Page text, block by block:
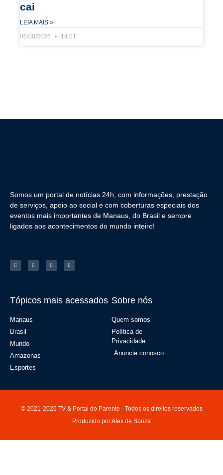
cai
LEIA MAIS »
06/08/2026
14:01
Somos um portal de notícias 24h, com informações, prestação
de serviços, apoio ao social e com coberturas especiais dos
eventos mais importantes de Manaus, do Brasil e sempre
ligados aos acontecimentos do mundo inteiro!
Tópicos mais acessados
Manaus
Brasil
Mundo
Amazonas
Esportes
Sobre nós
Quem somos
Política de
Privacidade
Anuncie conosco
© 2021-2026 TV & Portal do Parente - Todos os direitos reservados
Produzido por Alex de Souza